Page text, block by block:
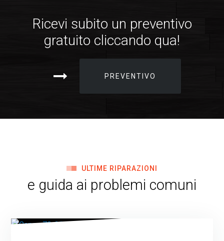
Ricevi subito un preventivo
gratuito cliccando qua!
PREVENTIVO
ULTIME RIPARAZIONI
e guida ai problemi comuni